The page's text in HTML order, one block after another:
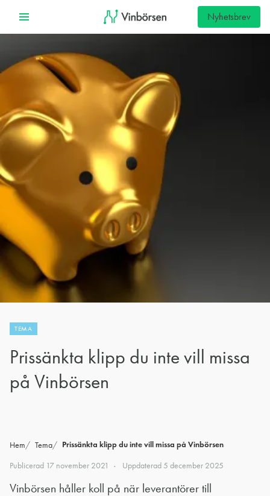
Nyhetsbrev
TEMA
Prissänkta klipp du inte vill missa
på Vinbörsen
Hem Tema Prissänkta klipp du inte vill missa på Vinbörsen
Publicerad 17 november 2021 Uppdaterad5 december 2025
Vinbörsen håller koll på när leverantörer till